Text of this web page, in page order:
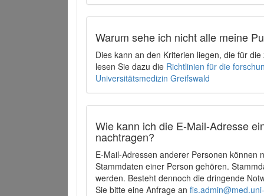
Warum sehe ich nicht alle meine
Dies kann an den Kriterien liegen, die für
lesen Sie dazu die Richtlinien für die
Universitätsmedizin Greifswald
Wie kann ich die E-Mail-Adresse
nachtragen?
E-Mail-Adressen anderer Personen können
Stammdaten einer Person gehören.
werden. Besteht dennoch die dringende
Sie bitte eine Anfrage an